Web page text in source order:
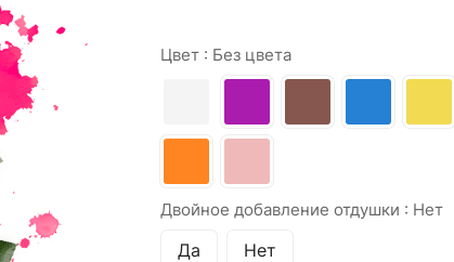
Цвет : Без цвета
Двойное добавление отдушки : Нет
Да Нет